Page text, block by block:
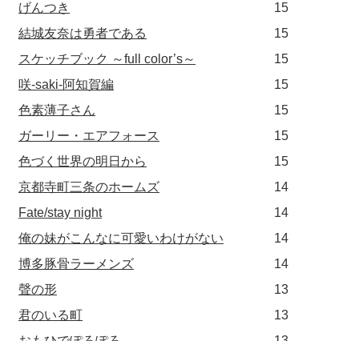
げんつき
15
結城友奈は勇者である
15
スケッチブック ～full color’s～
15
咲-saki-阿知賀編
15
色素薄子さん
15
ガーリー・エアフォース
15
色づく世界の明日から
15
京都寺町三条のホームズ
14
Fate/stay night
14
俺の妹がこんなに可愛いわけがない
14
博多豚骨ラーメンズ
14
聲の形
13
君のいる町
13